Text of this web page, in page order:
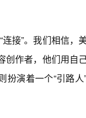
连接”。我们相信，
创作者，他们用自
演着一个“引路